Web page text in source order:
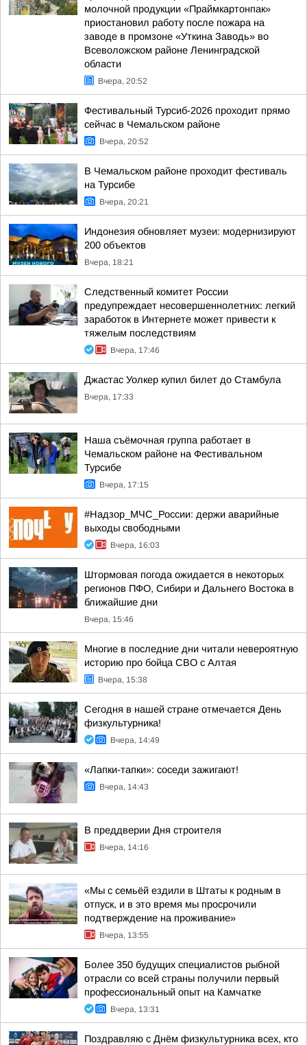
молочной продукции «Праймкартонпак»
приостановил работу после пожара на
заводе в промзоне «Уткина Заводь» во
Всеволожском районе Ленинградской
области
Вчера, 20:52
Фестивальный Турсиб-2026 проходит прямо
сейчас в Чемальском районе
Вчера, 20:52
В Чемальском районе проходит фестиваль
на Турсибе
Вчера, 20:21
Индонезия обновляет музеи: модернизируют
200 объектов
Вчера, 18:21
Следственный комитет России
предупреждает несовершеннолетних: легкий
заработок в Интернете может привести к
тяжелым последствиям
Вчера, 17:46
Джастас Уолкер купил билет до Стамбула
Вчера, 17:33
Наша съёмочная группа работает в
Чемальском районе на Фестивальном
Турсибе
Вчера, 17:15
#Надзор_МЧС_России: держи аварийные
выходы свободными
Вчера, 16:03
Штормовая погода ожидается в некоторых
регионов ПФО, Сибири и Дальнего Востока в
ближайшие дни
Вчера, 15:46
Многие в последние дни читали невероятную
историю про бойца СВО с Алтая
Вчера, 15:38
Сегодня в нашей стране отмечается День
физкультурника!
Вчера, 14:49
«Лапки-тапки»: соседи зажигают!
Вчера, 14:43
В преддверии Дня строителя
Вчера, 14:16
«Мы с семьёй ездили в Штаты к родным в
отпуск, и в это время мы просрочили
подтверждение на проживание»
Вчера, 13:55
Более 350 будущих специалистов рыбной
отрасли со всей страны получили первый
профессиональный опыт на Камчатке
Вчера, 13:31
Поздравляю с Днём физкультурника всех, кто